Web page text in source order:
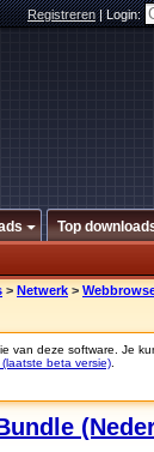
Registreren|Login:
Top
> Netwerk >
van deze software. Je
beta versie)